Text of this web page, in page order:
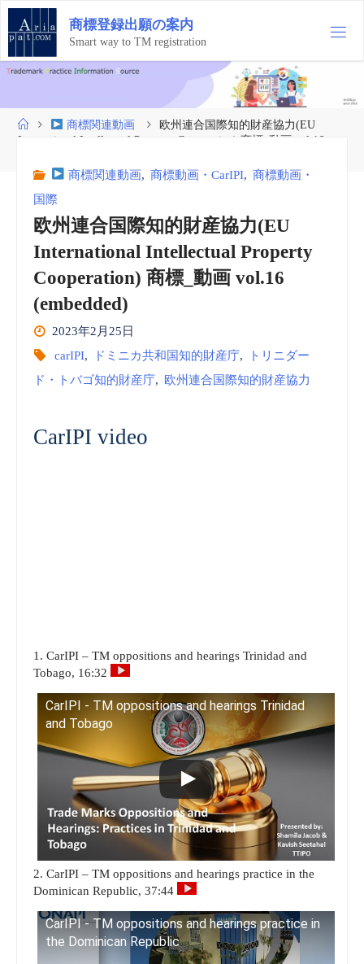
コ
テ
ン
ツ
ス
商標登録出願の案内
Smart way to TM registration
ホ
商標関連動画
欧州連合国際知的財産協力(EU
International Intellectual Property Cooperation) 商標_動画 vol.16
商標関連動画, 商標動画・CarIPI, 商標動画・
国際
欧州連合国際知的財産協力(EU
International Intellectual Property
Cooperation) 商標_動画 vol.16
(embedded)
2023年2月25日
carIPI, ドミニカ共和国知的財産庁,
トリニダー
ド・トバゴ知的財産庁, 欧州連合国際知的財産協力
CarIPI video
1. CarIPI – TM oppositions and hearings Trinidad and
Tobago, 16:32
CarIPI - TM oppositions and hearings Trinidad
and Tobago
2. CarIPI – TM oppositions and hearings practice in the
Dominican Republic, 37:44
CarIPI - TM oppositions and hearings practice in
the Dominican Republic